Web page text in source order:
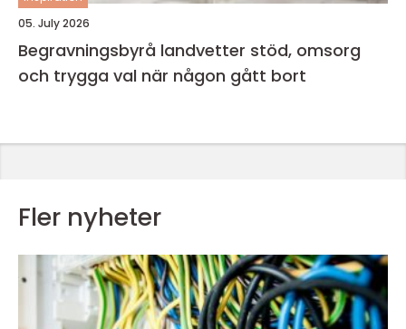
05. July 2026
Begravningsbyrå landvetter stöd, omsorg
och trygga val när någon gått bort
Fler nyheter